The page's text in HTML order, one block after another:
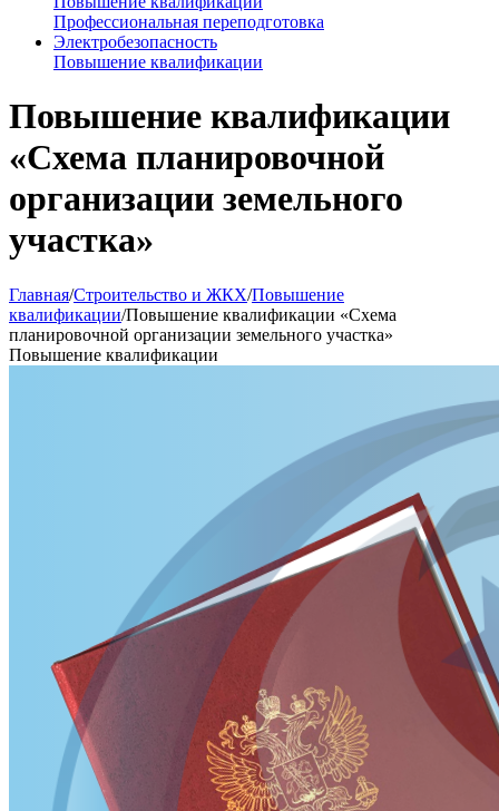
Профессиональная переподготовка
Электробезопасность
Повышение квалификации
Повышение квалификации
«Схема планировочной
организации земельного
участка»
Главная/Строительство и ЖКХ/Повышение
квалификации/Повышение квалификации «Схема
планировочной организации земельного участка»
Повышение квалификации